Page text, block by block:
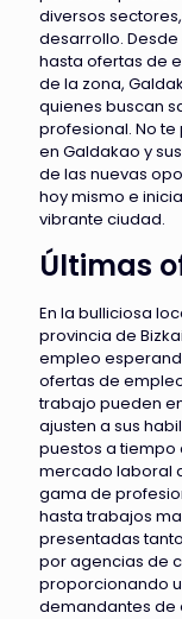
diversos
desarrollo.
hasta ofertas de
de la zona,
quienes buscan
profesional. No
en Galdakao y
de las nuevas
hoy mismo e
vibrante ciudad.
Últimas
En la bulliciosa
provincia de
empleo
ofertas de
trabajo pueden
ajusten a sus
puestos a tiempo
mercado laboral
gama de
hasta trabajos
presentadas
por agencias de
proporcionando
demandantes de